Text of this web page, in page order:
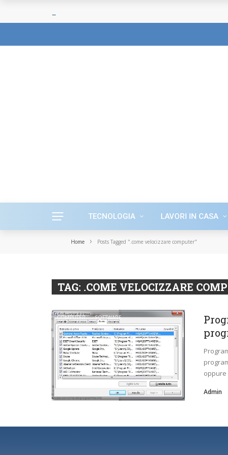
TECNOLOGIA LAVORI IN CASA
Home › Posts Tagged ".come velocizzare computer"
TAG: .COME VELOCIZZARE
COMPUTER SOFTWARE
oppure
Admin